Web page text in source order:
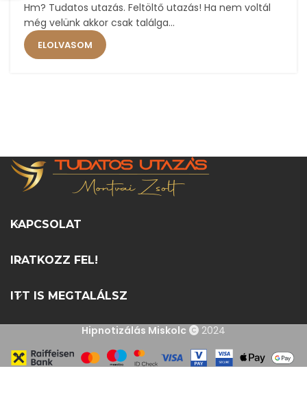
Hm? Tudatos utazás. Feltöltő utazás! Ha nem voltál
még velünk akkor csak találga...
ELOLVASOM
KAPCSOLAT
IRATKOZZ FEL!
ITT IS MEGTALÁLSZ
Hipnotizálás Miskolc 2024